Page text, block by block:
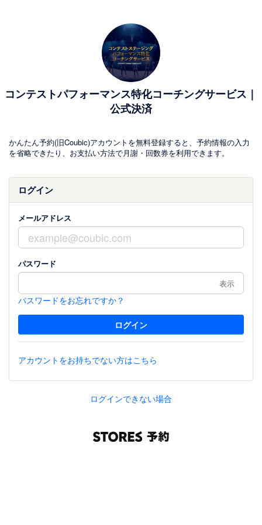
コンテストパフォーマンス特化コーチングサービス｜
公式決済
かんたん予約(旧Coubic)アカウントを無料登録すると、予約情報の入力
を省略できたり、お支払い方法で月謝・回数券を利用できます。
ログイン
メールアドレス
パスワード
表示
パスワードをお忘れですか？
アカウントをお持ちでない方はこちら
ログインできない場合